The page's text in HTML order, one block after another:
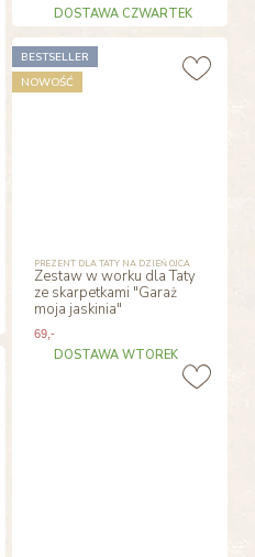
DOSTAWA CZWARTEK
PREZENT DLA TATY NA DZIEŃ OJCA
Zestaw w worku dla Taty
ze skarpetkami "Garaż
moja jaskinia"
69 ,-
DOSTAWA WTOREK
BESTSELLER
NOWOŚĆ